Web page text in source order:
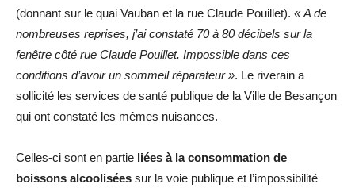
(donnant sur le quai Vauban et la rue Claude Pouillet). « A de
nombreuses reprises, j’ai constaté 70 à 80 décibels sur la
fenêtre côté rue Claude Pouillet. Impossible dans ces
conditions d’avoir un sommeil réparateur ». Le riverain a
sollicité les services de santé publique de la Ville de Besançon
qui ont constaté les mêmes nuisances.
Celles-ci sont en partie liées à la consommation de
boissons alcoolisées sur la voie publique et l’impossibilité